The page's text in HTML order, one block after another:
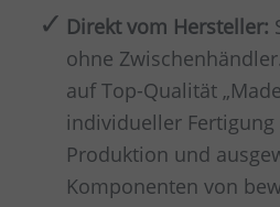
Direkt vom Hersteller:
ohne
auf Top-Qualität
individueller
Produktion und
Komponenten von